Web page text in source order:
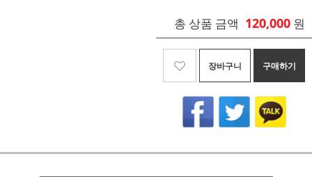
총 상품 금액 120,000 원
장바구니 구매하기